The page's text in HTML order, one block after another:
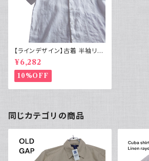
【ラインデザイン】古着 半袖リネ
ンシャツ ホワイト 白シャツ
¥6,282
10%OFF
同じカテゴリの商品